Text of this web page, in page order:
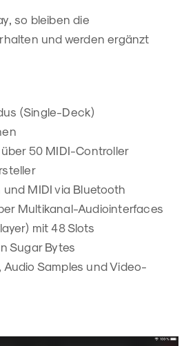
so bleiben die
und werden ergänzt
(Single-Deck)
50 MIDI-Controller
MIDI via Bluetooth
Multikanal-Audiointerfaces
mit 48 Slots
Sugar Bytes
Audio Samples und Video-